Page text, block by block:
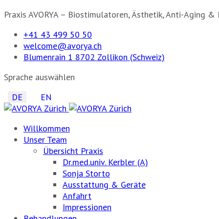
Praxis AVORYA – Biostimulatoren, Ästhetik, Anti-Aging &
+41 43 499 50 50
welcome@avorya.ch
Blumenrain 1 8702 Zollikon (Schweiz)
Sprache auswählen
DE
EN
Willkommen
Unser Team
Übersicht Praxis
Dr.med.univ. Kerbler (A)
Sonja Storto
Ausstattung & Geräte
Anfahrt
Impressionen